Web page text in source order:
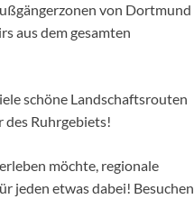
von Dortmund
aus dem gesamten
schöne Landschaftsrouten
des Ruhrgebiets!
möchte, regionale
jeden etwas dabei! Besuchen